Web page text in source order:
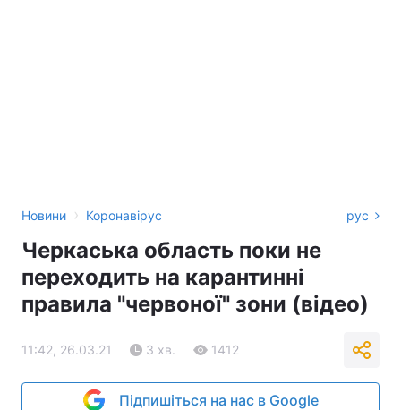
Новини › Коронавірус рус
Черкаська область поки не
переходить на карантинні
правила "червоної" зони (відео)
11:42, 26.03.21 3 хв. 1412
Підпишіться на нас в Google